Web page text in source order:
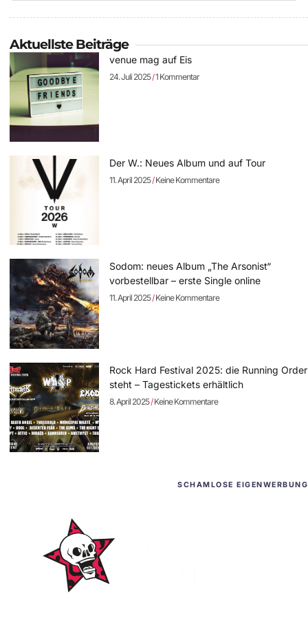
Aktuellste Beiträge
venue mag auf Eis
24. Juli 2025 1 Kommentar
Der W.: Neues Album und auf Tour
11. April 2025 Keine Kommentare
Sodom: neues Album „The Arsonist“
vorbestellbar – erste Single online
11. April 2025 Keine Kommentare
Rock Hard Festival 2025: die Running Order
steht – Tagestickets erhältlich
8. April 2025 Keine Kommentare
SCHAMLOSE EIGENWERBUNG